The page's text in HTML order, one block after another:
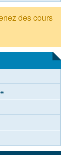
des cours